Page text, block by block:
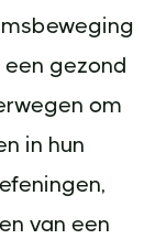
gezond
om
in hun
van een